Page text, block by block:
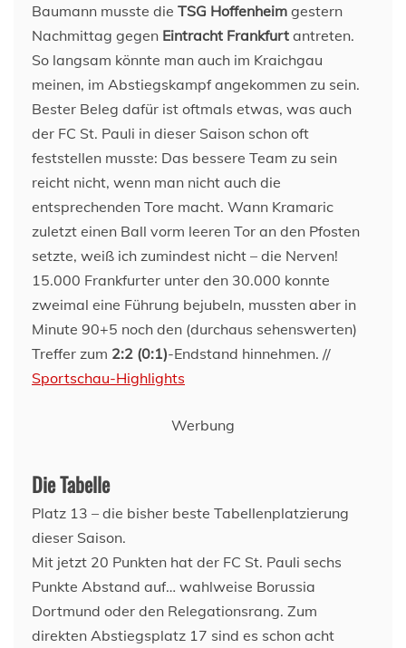
Baumann musste die TSG Hoffenheim gestern
Nachmittag gegen Eintracht Frankfurt antreten.
So langsam könnte man auch im Kraichgau
meinen, im Abstiegskampf angekommen zu sein.
Bester Beleg dafür ist oftmals etwas, was auch
der FC St. Pauli in dieser Saison schon oft
feststellen musste: Das bessere Team zu sein
reicht nicht, wenn man nicht auch die
entsprechenden Tore macht. Wann Kramaric
zuletzt einen Ball vorm leeren Tor an den Pfosten
setzte, weiß ich zumindest nicht – die Nerven!
15.000 Frankfurter unter den 30.000 konnte
zweimal eine Führung bejubeln, mussten aber in
Minute 90+5 noch den (durchaus sehenswerten)
Treffer zum 2:2 (0:1)-Endstand hinnehmen. //
Sportschau-Highlights
Werbung
Die Tabelle
Platz 13 – die bisher beste Tabellenplatzierung
dieser Saison.
Mit jetzt 20 Punkten hat der FC St. Pauli sechs
Punkte Abstand auf… wahlweise Borussia
Dortmund oder den Relegationsrang. Zum
direkten Abstiegsplatz 17 sind es schon acht